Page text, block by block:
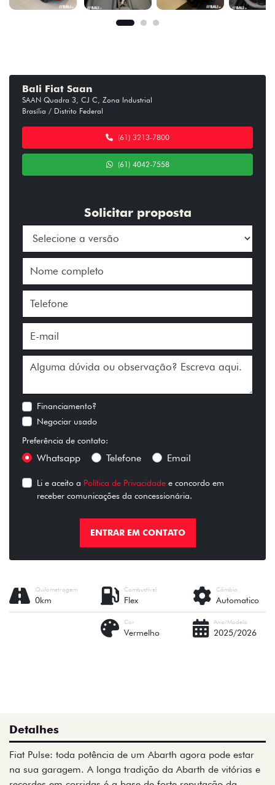
Bali Fiat Saan
SAAN Quadra 3, CJ C, Zona Industrial
Brasília / Distrito Federal
(61) 3213-7800
(61) 4042-7558
Solicitar proposta
Financiamento?
Negociar usado
Preferência de contato:
Whatsapp Telefone Email
Li e aceito a Política de Privacidade e concordo em
receber comunicações da concessionária.
ENTRAR EM CONTATO
Câmbio
Automatico
Combustível
Flex
Quilometragem
0km
Ano/Modelo
2025/2026
Cor
Vermelho
Detalhes
Fiat Pulse: toda potência de um Abarth agora pode estar
na sua garagem. A longa tradição da Abarth de vitórias e